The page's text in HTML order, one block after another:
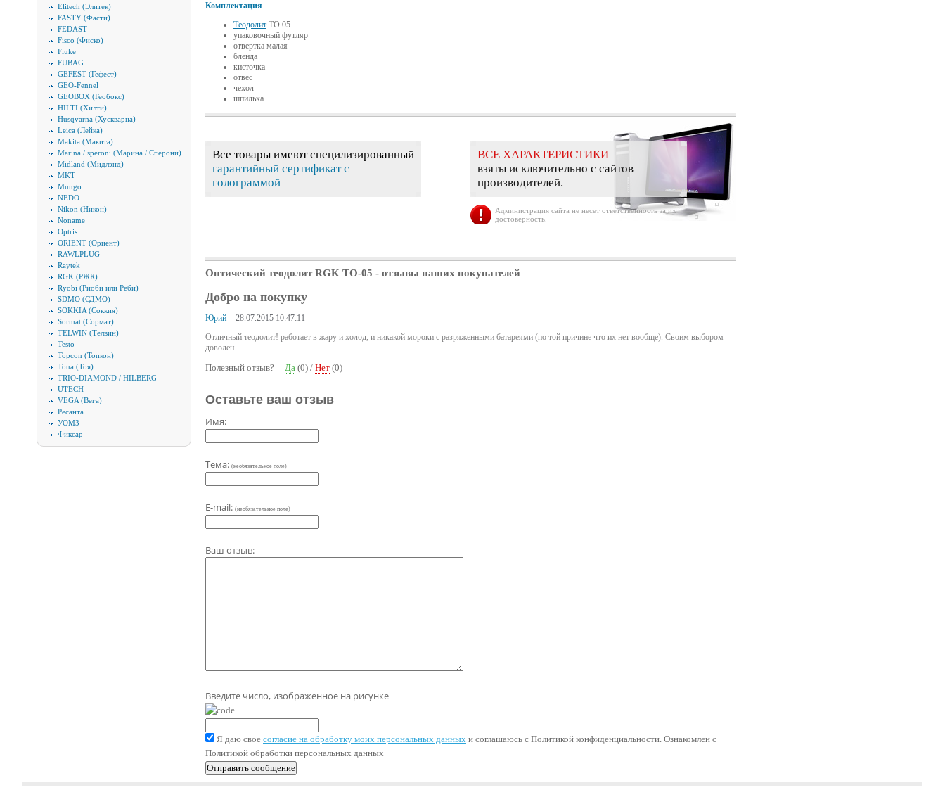
Elitech (Элитек)
FASTY (Фасти)
FEDAST
Fisco (Фиско)
Fluke
FUBAG
GEFEST (Гефест)
GEO-Fennel
GEOBOX (Геобокс)
HILTI (Хилти)
Husqvarna (Хускварна)
Leica (Лейка)
Makita (Макита)
Marina / speroni (Марина / Сперони)
Midland (Мидлэнд)
MKT
Mungo
NEDO
Nikon (Никон)
Noname
Optris
ORIENT (Ориент)
RAWLPLUG
Raytek
RGK (РЖК)
Ryobi (Риоби или Рёби)
SDMO (СДМО)
SOKKIA (Соккия)
Sormat (Сормат)
TELWIN (Телвин)
Testo
Topcon (Топкон)
Toua (Тоя)
TRIO-DIAMOND / HILBERG
UTECH
VEGA (Вега)
Ресанта
УОМЗ
Фиксар
Комплектация
Теодолит TO 05
упаковочный футляр
отвертка малая
бленда
кисточка
отвес
чехол
шпилька
Все товары имеют специлизированный
гарантийный сертификат с
голограммой
ВСЕ ХАРАКТЕРИСТИКИ
взяты исключительно с сайтов
производителей.
Администрация сайта не несет ответственность за их
достоверность.
Оптический теодолит RGK TO-05 - отзывы наших покупателей
Добро на покупку
Юрий
28.07.2015 10:47:11
Отличный теодолит! работает в жару и холод, и никакой мороки с разряженными батареями (по той причине что их нет вообще). Своим выбором
доволен
Полезный отзыв? Да (0) / Нет (0)
Оставьте ваш отзыв
Имя:
Тема: (необязательное поле)
E-mail: (необязательное поле)
Ваш отзыв:
Введите число, изображенное на рисунке
Я даю свое согласие на обработку моих персональных данных и соглашаюсь с Политикой конфиденциальности. Ознакомлен с
Политикой обработки персональных данных